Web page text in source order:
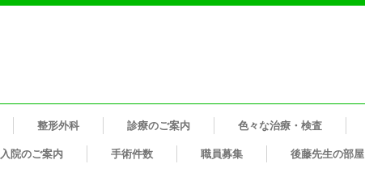
整形外科 診療のご案内 色々な治療・検査
入院のご案内 手術件数 職員募集 後藤先生の部屋